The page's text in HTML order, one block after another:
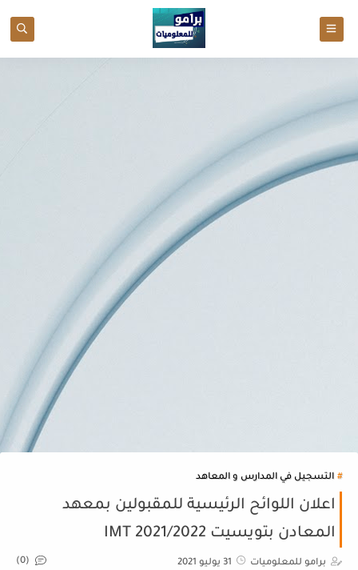
التسجيل في المدارس و المعاهد
اعلان اللوائح الرئيسية للمقبولين بمعهد
المعادن بتويسيت IMT 2021/2022
برامو للمعلوميات 31 يوليو 2021 (0)